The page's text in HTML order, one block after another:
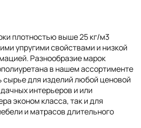
плотностью выше 25 кг/м3
упругими свойствами и низкой
Разнообразие марок
в нашем ассортименте
сырье для изделий любой ценовой
интерьеров и или
эконом класса, так и для
и матрасов длительного